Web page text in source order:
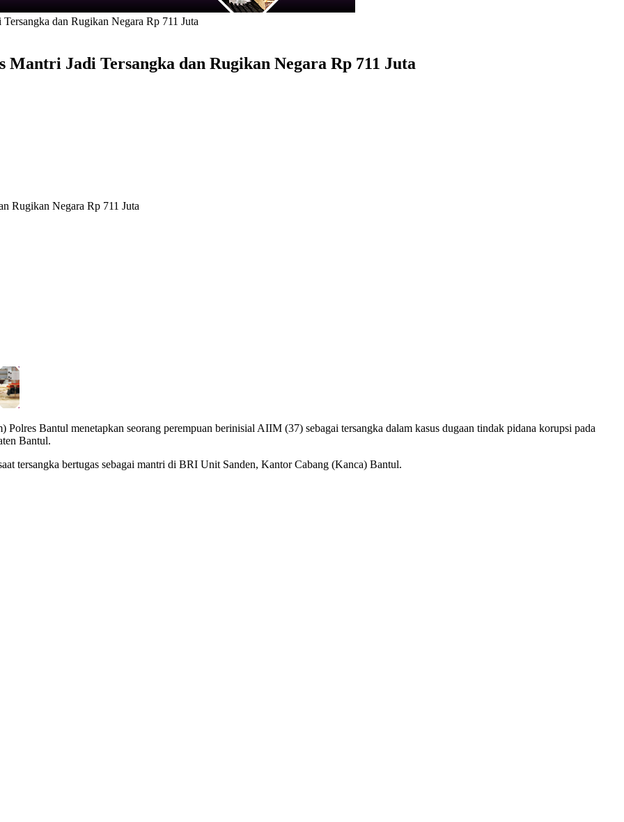
dan Rugikan Negara Rp 711 Juta
Jadi Tersangka dan Rugikan Negara Rp 711 Juta
Rugikan Negara Rp 711 Juta
Polres Bantul menetapkan seorang perempuan berinisial AIIM (37) sebagai tersangka dalam kasus dugaan tindak pidana korupsi pada
Bantul.
tersangka bertugas sebagai mantri di BRI Unit Sanden, Kantor Cabang (Kanca) Bantul.